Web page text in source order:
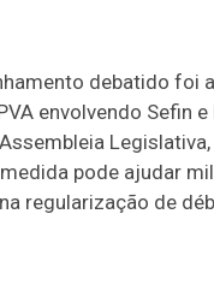
debatido foi
envolvendo Sefin e
Legislativa,
pode ajudar
regularização de